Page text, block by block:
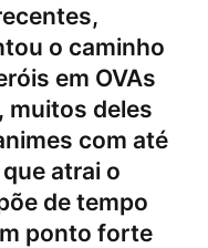
o caminho
em OVAs
muitos deles
com até
atrai o
de tempo
ponto forte